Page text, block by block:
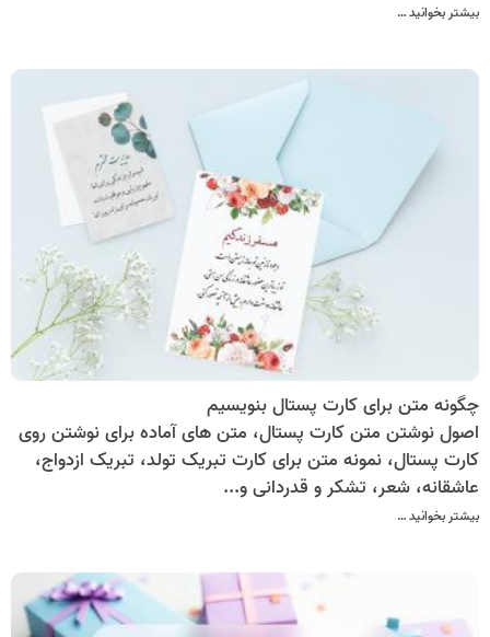
بیشتر بخوانید …
چگونه متن برای کارت پستال‌ بنویسیم
اصول نوشتن متن کارت پستال، متن های آماده برای نوشتن روی
کارت پستال، نمونه متن برای کارت تبریک تولد، تبریک ازدواج،
عاشقانه، شعر، تشکر و قدردانی و...
بیشتر بخوانید …